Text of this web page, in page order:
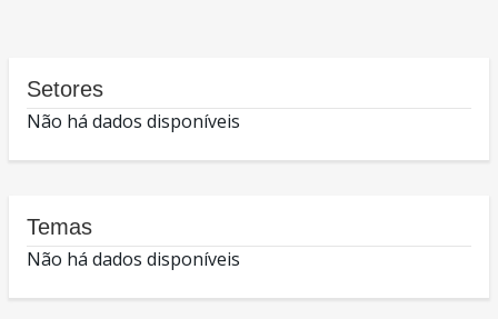
Setores
Não há dados disponíveis
Temas
Não há dados disponíveis